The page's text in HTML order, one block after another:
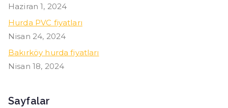
Haziran 1, 2024
Hurda PVC fiyatları
Nisan 24, 2024
Bakırköy hurda fiyatları
Nisan 18, 2024
Sayfalar